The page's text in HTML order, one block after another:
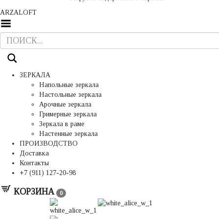
ARZALOFT
Menu
ЗЕРКАЛА
Напольные зеркала
Настольные зеркала
Арочные зеркала
Гримерные зеркала
Зеркала в раме
Настенные зеркала
ПРОИЗВОДСТВО
Доставка
Контакты
+7 (911) 127-20-98
КОРЗИНА 0